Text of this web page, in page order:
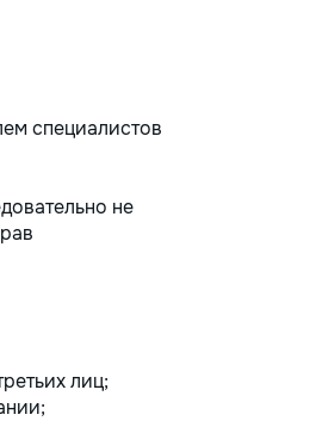
специалистов
не
лиц;